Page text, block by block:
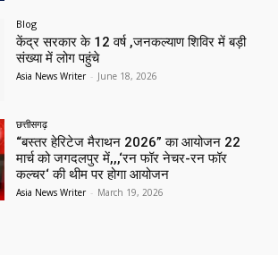
Blog
केंद्र सरकार के 12 वर्ष ,जनकल्याण शिविर में बड़ी
संख्या में लोग पहुंचे
Asia News Writer - June 18, 2026
छत्तीसगढ़
“बस्तर हेरिटेज मैराथन 2026” का आयोजन 22
मार्च को जगदलपुर में,,,‘रन फॉर नेचर-रन फॉर
कल्चर‘ की थीम पर होगा आयोजन
Asia News Writer - March 19, 2026